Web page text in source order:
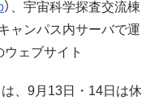
）
）、宇宙科学探査交流棟
ャンパス内サーバで運
ェブサイト
は、9月13日・14日は休